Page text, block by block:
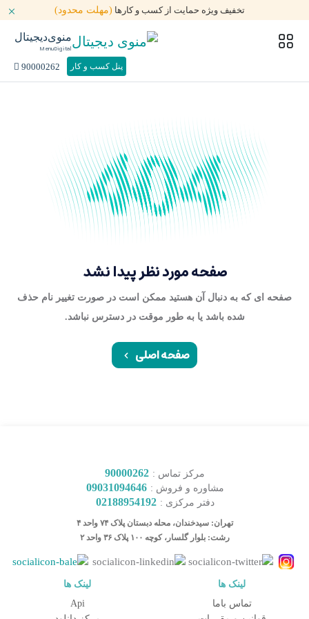
تخفیف ویژه حمایت از کسب و کارها (مهلت محدود)
منوی‌دیجیتال
MenuDigital
پنل کسب و کار
90000262
جهت ارتباط در پیامرسان بله کلیک کنید
صفحه مورد نظر پیدا نشد
صفحه ای که به دنبال آن هستید ممکن است در صورت تغییر نام حذف
شده باشد یا به طور موقت در دسترس نباشد.
صفحه اصلی
مرکز تماس : 90000262
مشاوره و فروش : 09031094646
دفتر مرکزی : 02188954192
تهران: سیدخندان، محله دبستان پلاک ۷۴ واحد ۴
رشت: بلوار گلسار، کوچه ۱۰۰ پلاک ۳۶ واحد ۲
لینک ها
تماس باما
لینک ها
Api